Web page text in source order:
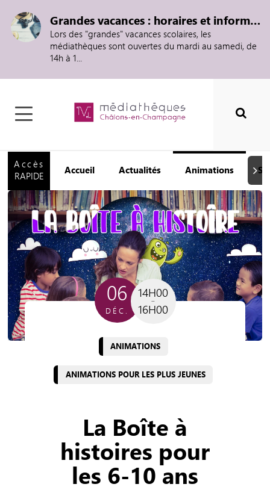
Grandes vacances : horaires et informations
Lors des "grandes" vacances scolaires, les
médiathèques sont ouvertes du mardi au samedi, de
14h à 1...
Accès
RAPIDE
Accueil Actualités Animations
06
DÉC.
14H00
16H00
ANIMATIONS
ANIMATIONS POUR LES PLUS JEUNES
La Boîte à
histoires pour
les 6-10 ans